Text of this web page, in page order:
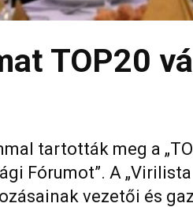
TOP20
tartották meg a
Fórumot”. A
vezetői és